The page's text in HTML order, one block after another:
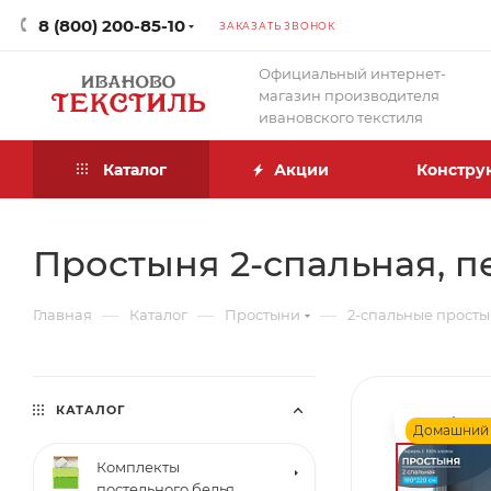
8 (800) 200-85-10 ЗАКАЗАТЬ ЗВОНОК
Официальный интернет-
магазин производителя
ивановского текстиля
Каталог Акции
Простыня 2-спальная,
Главная — Каталог — Простыни — 2-спальные
Домашний
КАТАЛОГ
Комплекты